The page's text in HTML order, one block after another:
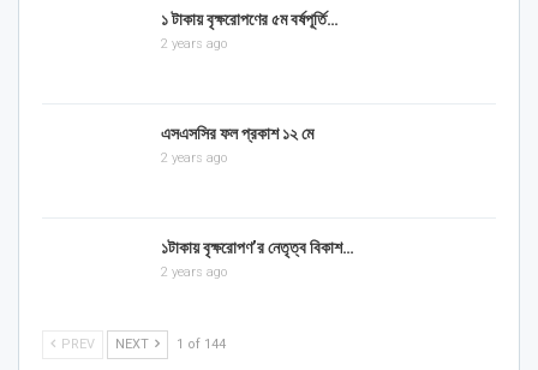
১ টাকায় বৃক্ষরোপণের ৫ম বর্ষপূর্তি…
2 years ago
এসএসসির ফল প্রকাশ ১২ মে
2 years ago
১টাকায় বৃক্ষরোপণ’র নেতৃত্ব বিকাশ…
2 years ago
PREV NEXT 1 of 144